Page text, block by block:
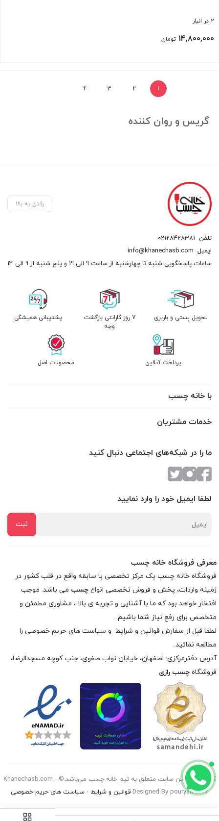
2 در انبار
۱۴,۸۰۰,۰۰۰ تومان
1
2
3
4
گریس و روان کننده
رفتن به بالا
تلفن 02128428381
ایمیل info@khanechasb.com
ساعات پاسخگویی شنبه تا چهارشنبه از ساعت 9 الی 19 و پنج شنبه از 9 الی 14
تحویل پستی و باربری
7 روز گارانتی بازگشت
وجه
پشتیبانی همیشگی
پرداخت آنلاین محصولات اصل
با خانه چسب
خدمات مشتریان
ما را در شبکه‌های اجتماعی دنبال کنید
لطفا ایمیل خود را وارد نمایید
معرفی فروشگاه خانه چسب
فروشگاه خانه چسب یک مرکز تخصصی با سابقه واقع در قلب کشور در
زمینه واردات، پخش و فروش تخصصی انواع چسب می باشد. موجب
افتخار خواهد بود که ما با آشنایی و تجربه ی بالا ، مشاوری مطمئن و
متخصص برای رفع نیاز شما باشیم.
لطفا قبل از سفارش قوانین و شرایط و سیاست های حریم خصوصی را
مطالعه نمائید.
آدرس دفترمرکزی: اصفهان، خیابان نواب صفوی، جنب کوچه مسجدالرضا،
فروشگاه چسب رازی
کليه حقوق اين سايت متعلق به تیم خانه چسب می‌باشد.© Khanechasb.com -
Designed By pouryan 2026 قوانین و شرایط - سیاست های حریم خصوصی